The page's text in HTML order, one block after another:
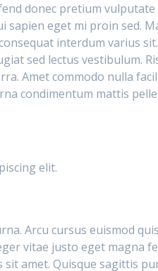
donec pretium
eget mi proin sed.
interdum varius
sed lectus vestibulum.
Amet commodo nulla
condimentum mattis
elit.
Arcu cursus euismod
vitae justo eget magna
amet. Quisque sagittis